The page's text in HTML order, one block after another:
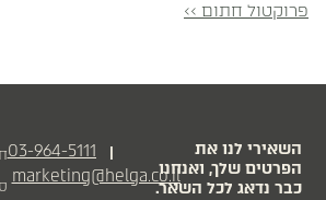
פרוקטול חתום >>
03-964-5111 |
marketing@helga.co.il
השאירי לנו את
הפרטים שלך, ואנחנו
כבר נדאג לכל השאר.